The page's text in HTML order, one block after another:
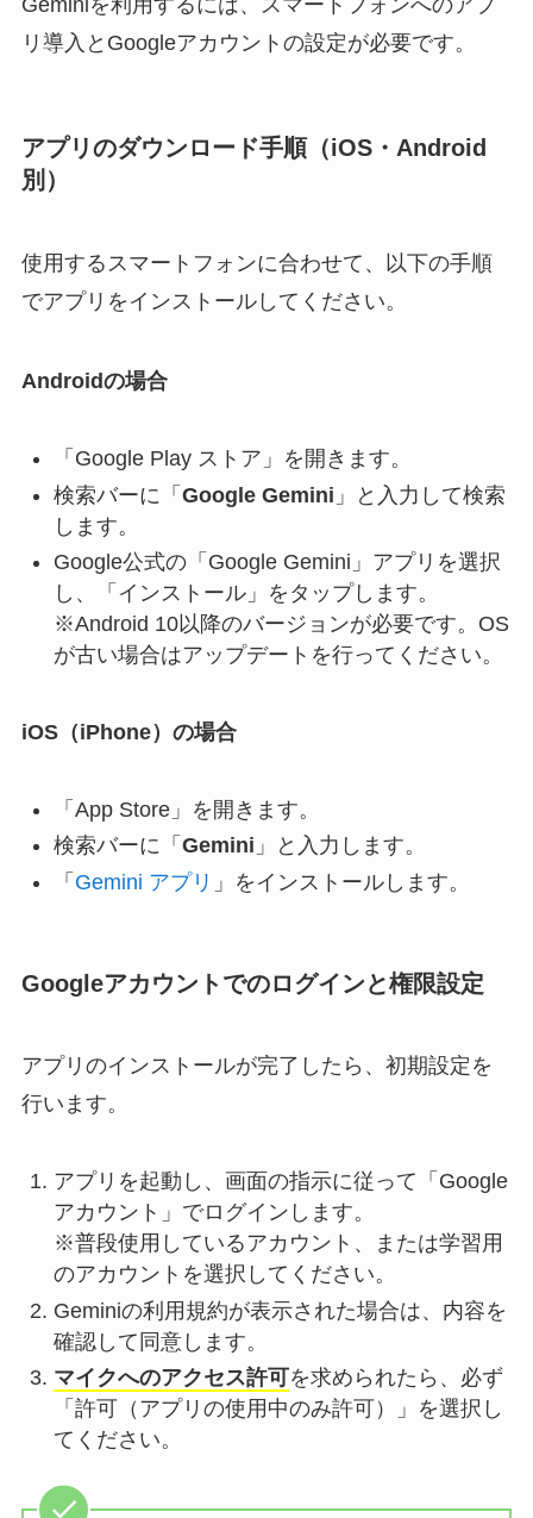
リ導入とGoogleアカウントの設定が必要です。
アプリのダウンロード手順（iOS・Android
別）
使用するスマートフォンに合わせて、以下の手順
でアプリをインストールしてください。
Androidの場合
「Google Play ストア」を開きます。
検索バーに「 Google Gemini 」と入力して検索
します。
Google公式の「Google Gemini」アプリを選択
し、「インストール」をタップします。
※Android 10以降のバージョンが必要です。OS
が古い場合はアップデートを行ってください。
iOS（iPhone）の場合
「App Store」を開きます。
検索バーに「 Gemini 」と入力します。
「 Gemini アプリ 」をインストールします。
Googleアカウントでのログインと権限設定
アプリのインストールが完了したら、初期設定を
行います。
アプリを起動し、画面の指示に従って「Google
アカウント」でログインします。
※普段使用しているアカウント、または学習用
のアカウントを選択してください。
Geminiの利用規約が表示された場合は、内容を
確認して同意します。
マイクへのアクセス許可を求められたら、必ず
「許可（アプリの使用中のみ許可）」を選択し
てください。